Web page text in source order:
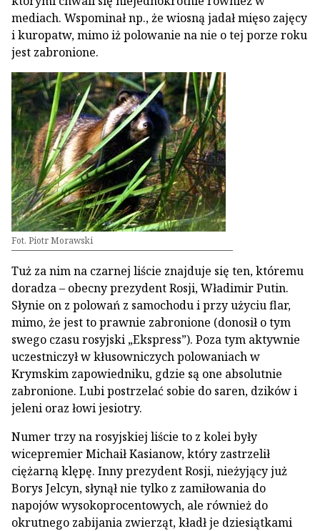
mediach. Wspominał np., że wiosną jadał mięso zajęcy
i kuropatw, mimo iż polowanie na nie o tej porze roku
jest zabronione.
Fot. Piotr Morawski
Tuż za nim na czarnej liście znajduje się ten, któremu
doradza – obecny prezydent Rosji, Władimir Putin.
Słynie on z polowań z samochodu i przy użyciu flar,
mimo, że jest to prawnie zabronione (donosił o tym
swego czasu rosyjski „Ekspress”). Poza tym aktywnie
uczestniczył w kłusowniczych polowaniach w
Krymskim zapowiedniku, gdzie są one absolutnie
zabronione. Lubi postrzelać sobie do saren, dzików i
jeleni oraz łowi jesiotry.
Numer trzy na rosyjskiej liście to z kolei były
wicepremier Michaił Kasianow, który zastrzelił
ciężarną klępę. Inny prezydent Rosji, nieżyjący już
Borys Jelcyn, słynął nie tylko z zamiłowania do
napojów wysokoprocentowych, ale również do
okrutnego zabijania zwierząt, kładł je dziesiątkami